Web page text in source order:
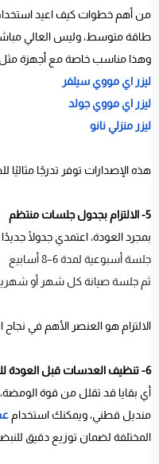
من أهم خطوات كيف اعيد استخدام
طاقة متوسط، وليس العالي
وهذا مناسب خاصة مع أجهزة
ليزر اي مووي سيلفر
ليزر اي مووي جولد
ليزر منزلي نانو
هذه الإصدارات توفر تدرجًا مثاليًا
5- الالتزام بجدول جلسات منتظم
بمجرد العودة، اعتمدي جدولًا جديدًا
جلسة أسبوعية لمدة 6–8 أسابيع
ثم جلسة صيانة كل شهر أو
الالتزام هو العنصر الأهم في
6- تنظيف العدسات قبل العودة للجلسات
أي بقايا قد تقلل من قوة
منديل قطني، ويمكنك استخدام
المختلفة لضمان توزيع دقيق